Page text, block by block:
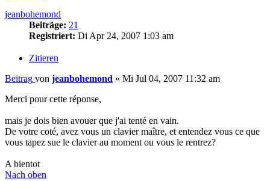
jeanbohemond
Beiträge: 21
Registriert: Di Apr 24, 2007 1:03 am
Zitieren
Beitrag von jeanbohemond » Mi Jul 04, 2007 11:32 am
Merci pour cette réponse,
mais je dois bien avouer que j'ai tenté en vain.
De votre coté, avez vous un clavier maître, et entendez vous ce que
vous tapez sue le clavier au moment ou vous le rentrez?
A bientot
Nach oben